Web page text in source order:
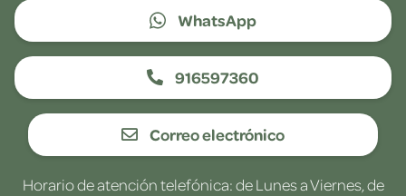
WhatsApp
916597360
Correo electrónico
Horario de atención telefónica: de Lunes a Viernes, de